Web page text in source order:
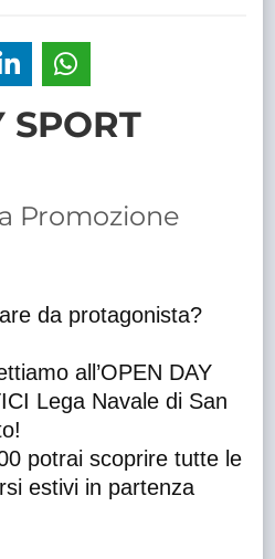
SPORT
Promozione
da protagonista?
all’OPEN DAY
Lega Navale di San
potrai scoprire tutte le
estivi in partenza